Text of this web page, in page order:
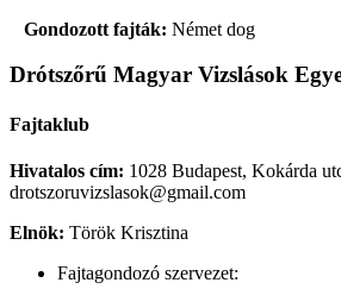
Gondozott fajták: Német dog
Drótszőrű Magyar Vizslások
Fajtaklub
Hivatalos cím: 1028 Budapest, Kokárda
drotszoruvizslasok@gmail.com
Elnök: Török Krisztina
Fajtagondozó szervezet: